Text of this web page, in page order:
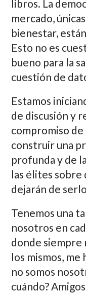
libros. La
mercado,
bienestar,
Esto no es
bueno para la
cuestión de
Estamos
de discusión y
compromiso de
construir una
profunda y de
las élites sobre
dejarán de
Tenemos una
nosotros en
donde siempre
los mismos, me
no somos
cuándo?